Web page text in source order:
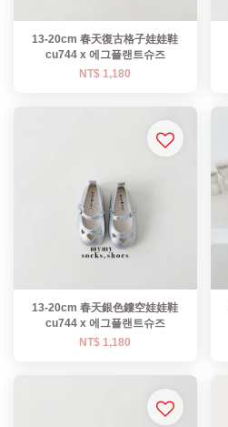
13-20cm 春天復古格子娃娃鞋
cu744 x 에그플랜트슈즈
NT$ 1,180
13-20cm 春天銀色鏤空娃娃鞋
cu744 x 에그플랜트슈즈
NT$ 1,180